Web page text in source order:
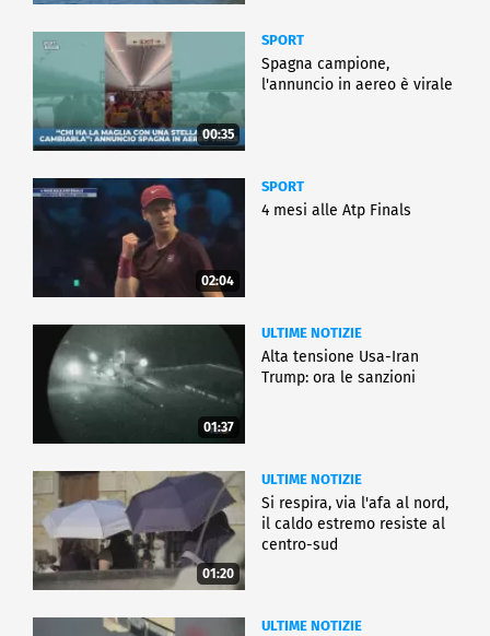
00:35
SPORT
Spagna campione,
l'annuncio in aereo è virale
02:04
SPORT
4 mesi alle Atp Finals
01:37
ULTIME NOTIZIE
Alta tensione Usa-Iran
Trump: ora le sanzioni
01:20
ULTIME NOTIZIE
Si respira, via l'afa al nord,
il caldo estremo resiste al
centro-sud
ULTIME NOTIZIE